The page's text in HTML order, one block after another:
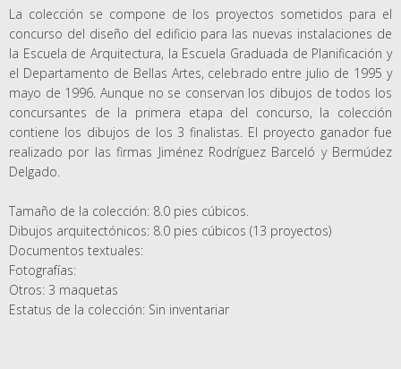
La colección se compone de los proyectos sometidos para el
concurso del diseño del edificio para las nuevas instalaciones de
la Escuela de Arquitectura, la Escuela Graduada de Planificación y
el Departamento de Bellas Artes, celebrado entre julio de 1995 y
mayo de 1996. Aunque no se conservan los dibujos de todos los
concursantes de la primera etapa del concurso, la colección
contiene los dibujos de los 3 finalistas. El proyecto ganador fue
realizado por las firmas Jiménez Rodríguez Barceló y Bermúdez
Delgado.
Tamaño de la colección: 8.0 pies cúbicos.
Dibujos arquitectónicos: 8.0 pies cúbicos (13 proyectos)
Documentos textuales:
Fotografías:
Otros: 3 maquetas
Estatus de la colección: Sin inventariar